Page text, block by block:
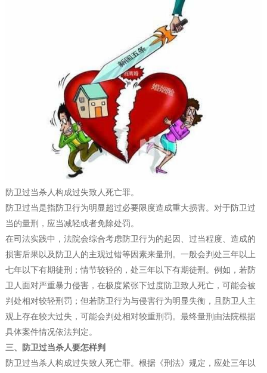
防卫过当杀人构成过失致人死亡罪。
防卫过当是指防卫行为明显超过必要限度造成重大损害。对于防卫过
当的量刑，应当减轻或者免除处罚。
在司法实践中，法院会综合考虑防卫行为的起因、过当程度、造成的
损害后果以及防卫人的主观过错等因素来量刑。一般会判处三年以上
七年以下有期徒刑；情节较轻的，处三年以下有期徒刑。例如，若防
卫人面对严重暴力侵害，在极度紧张下过度防卫致人死亡，可能会被
判处相对较轻刑罚；但若防卫行为与侵害行为明显失衡，且防卫人主
观上存在较大过失，可能会判处相对较重刑罚。最终量刑由法院根据
具体案件情况依法判定。
三、防卫过当杀人要怎样判
防卫过当杀人构成过失致人死亡罪。根据《刑法》规定，应处三年以